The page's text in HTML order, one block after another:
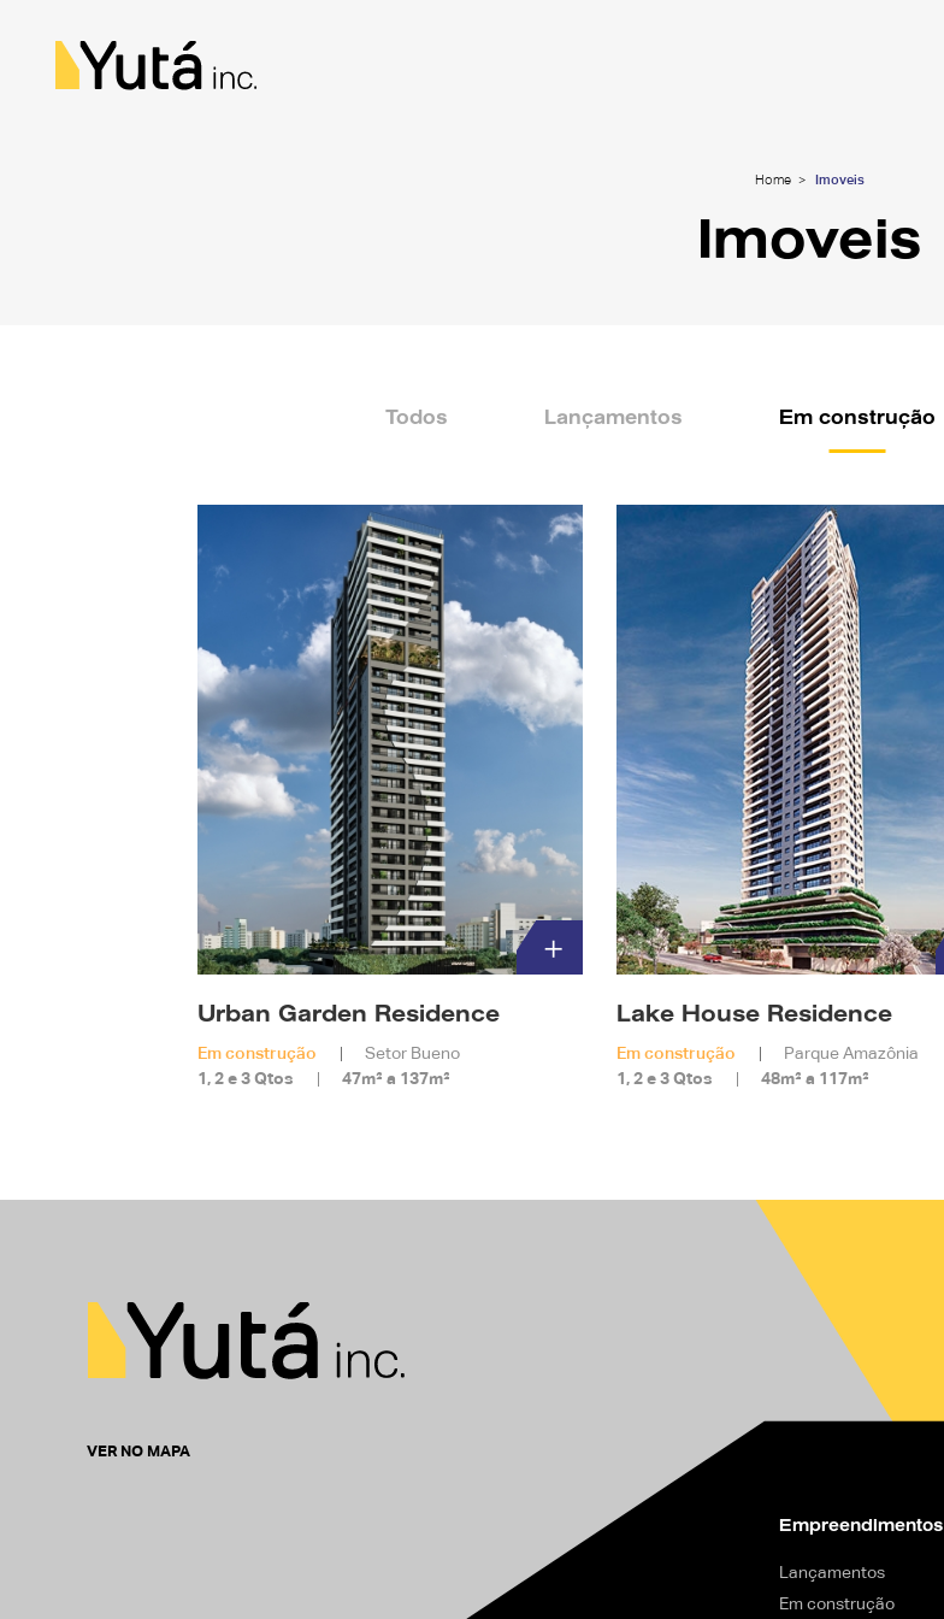
Sobre
Fale Conosco
Portal do cliente
Home Imoveis
Imoveis
Todos Lançamentos Em construção
Urban Garden Residence
Em construção
Setor Bueno
1, 2 e 3 Qtos
47m² a 137m²
Lake House Residence
Em construção
Parque Amazônia
1, 2 e 3 Qtos
48m² a 117m²
VER NO MAPA
Empreendimentos
Lançamentos
Em construção